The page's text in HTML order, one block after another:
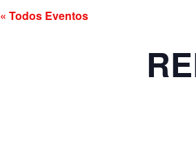
« Todos Eventos